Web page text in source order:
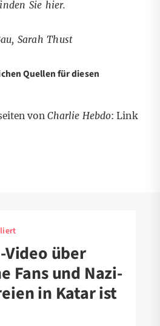
Sie hier.
Sarah Thust
Quellen für diesen
von Charlie Hebdo:Link
Video über
Fans und Nazi-
in Katar ist